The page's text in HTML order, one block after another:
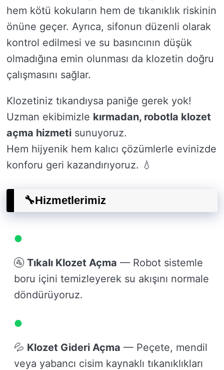
hem kötü kokuların hem de tıkanıklık riskinin
önüne geçer. Ayrıca, sifonun düzenli olarak
kontrol edilmesi ve su basıncının düşük
olmadığına emin olunması da klozetin doğru
çalışmasını sağlar.
Klozetiniz tıkandıysa paniğe gerek yok!
Uzman ekibimizle kırmadan, robotla klozet
açma hizmeti sunuyoruz.
Hem hijyenik hem kalıcı çözümlerle evinizde
konforu geri kazandırıyoruz. 💧
🔧Hizmetlerimiz
🚰 Tıkalı Klozet Açma — Robot sistemle
boru içini temizleyerek su akışını normale
döndürüyoruz.
💦 Klozet Gideri Açma — Peçete, mendil
veya yabancı cisim kaynaklı tıkanıklıkları